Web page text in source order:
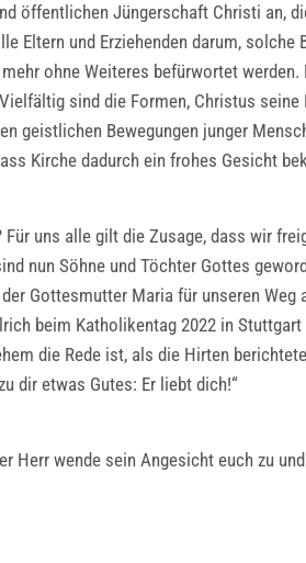
öffentlichen Jüngerschaft Christi an,
Eltern und Erziehenden darum, solche
ohne Weiteres befürwortet
sind die Formen, Christus seine
geistlichen Bewegungen junger
Kirche dadurch ein frohes Gesicht
uns alle gilt die Zusage, dass wir
nun Söhne und Töchter Gottes
Gottesmutter Maria für unseren Weg
beim Katholikentag 2022 in
die Rede ist, als die Hirten
dir etwas Gutes: Er liebt dich!“
Herr wende sein Angesicht euch zu